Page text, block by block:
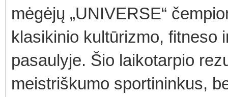
mėgėjų „UNIVERSE“
klasikinio kultūrizmo, fitneso
pasaulyje. Šio laikotarpio
meistriškumo sportininkus,